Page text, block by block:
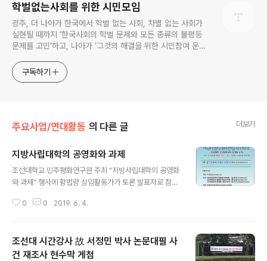
학벌없는사회를 위한 시민모임
광주, 더 나아가 한국에서 학벌 없는 사회, 차별 없는 사회가
실현될 때까지 ‘한국사회의 학벌 문제와 모든 종류의 불평등
문제를 고민’하고, 나아가 ‘그것의 해결을 위한 시민참여 운
구독하기
주요사업/연대활동 의 다른 글 더보기
지방사립대학의 공영화와 과제
조선대학교 민주평화연구원 주최 "지방사립대학의 공영화
와 과제" 행사에 황법량 상임활동가가 토론 발표자로 참석
학교 서석홀 4층 대호전기홀
0 0 2019. 6. 4.
조선대 시간강사 故 서정민 박사 논문대필 사
건 재조사 현수막 게첨